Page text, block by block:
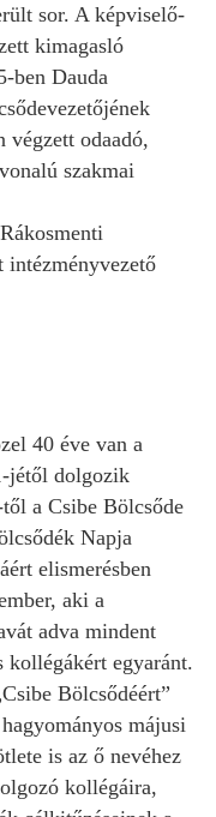
sor. A képviselő-
kimagasló
ben Dauda
végzett odaadó,
szakmai
intézményvezető
40 éve van a
jétől dolgozik
a Csibe Bölcsőde
Napja
elismerésben
aki a
adva mindent
kollégákért egyaránt.
Bölcsődéért”
májusi
is az ő nevéhez
kollégáira,